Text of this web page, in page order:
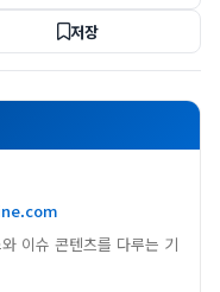
저장
이슈 콘텐츠를 다루는 기